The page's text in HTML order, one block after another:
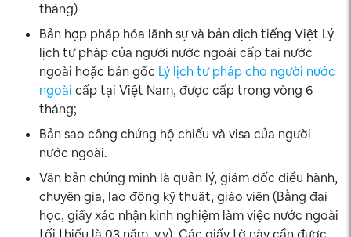
tháng)
Bản hợp pháp hóa lãnh sự và bản dịch tiếng Việt Lý
lịch tư pháp của người nước ngoài cấp tại nước
ngoài hoặc bản gốc Lý lịch tư pháp cho người nước
ngoài cấp tại Việt Nam, được cấp trong vòng 6
tháng;
Bản sao công chứng hộ chiếu và visa của người
nước ngoài.
Văn bản chứng minh là quản lý, giám đốc điều hành,
chuyên gia, lao động kỹ thuật, giáo viên (Bằng đại
học, giấy xác nhận kinh nghiệm làm việc nước ngoài